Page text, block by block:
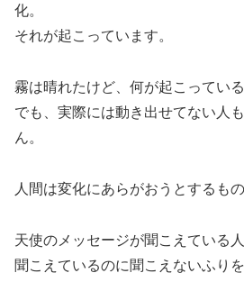
化。
それが起こっています。
霧は晴れたけど、何が起こってい
でも、実際には動き出せてない人
ん。
人間は変化にあらがおうとするもの
天使のメッセージが聞こえている
聞こえているのに聞こえないふり